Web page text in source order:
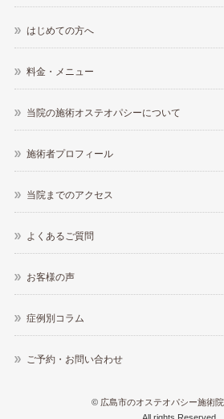
はじめての方へ
料金・メニュー
当院の施術オステオパシーについて
施術者プロフィール
当院までのアクセス
よくあるご質問
お客様の声
症例別コラム
ご予約・お問い合わせ
© 広島市のオステオパシー施術院